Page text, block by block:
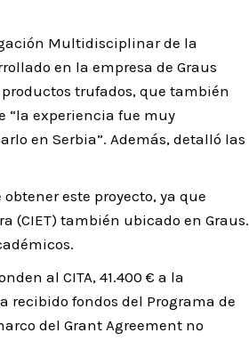
Multidisciplinar de la
en la empresa de Graus
trufados, que también
“la experiencia fue muy
en Serbia”. Además, detalló las
este proyecto, ya que
(CIET) también ubicado en Graus.
al CITA, 41.400 € a la
recibido fondos del Programa de
del Grant Agreement nº